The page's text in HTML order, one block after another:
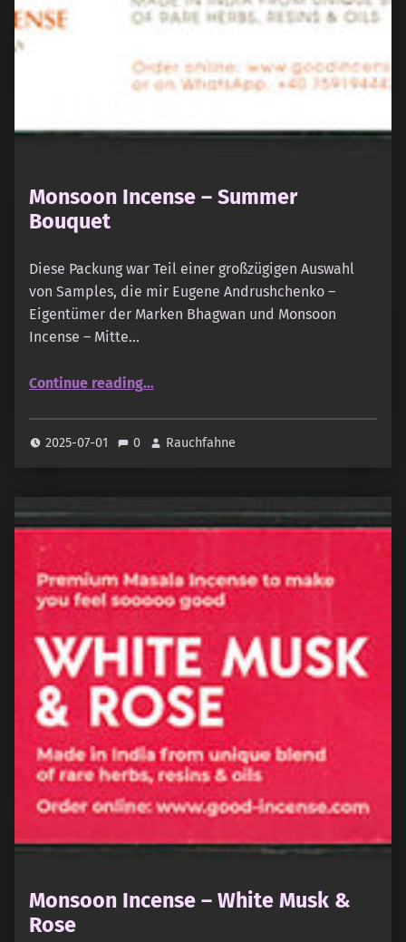
Monsoon Incense – Summer
Bouquet
Diese Packung war Teil einer großzügigen Auswahl
von Samples, die mir Eugene Andrushchenko –
Eigentümer der Marken Bhagwan und Monsoon
Incense – Mitte…
Continue reading“Monsoon Incense – Summer Bouquet”
…
2025-07-01 0 Rauchfahne
Monsoon Incense – White Musk &
Rose